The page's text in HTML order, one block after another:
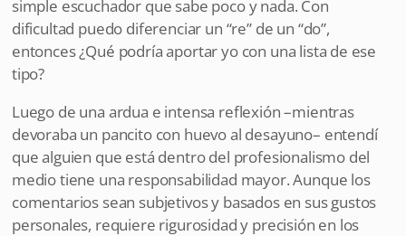
simple escuchador que sabe poco y nada. Con
dificultad puedo diferenciar un “re” de un “do”,
entonces ¿Qué podría aportar yo con una lista de ese
tipo?
Luego de una ardua e intensa reflexión –mientras
devoraba un pancito con huevo al desayuno– entendí
que alguien que está dentro del profesionalismo del
medio tiene una responsabilidad mayor. Aunque los
comentarios sean subjetivos y basados en sus gustos
personales, requiere rigurosidad y precisión en los